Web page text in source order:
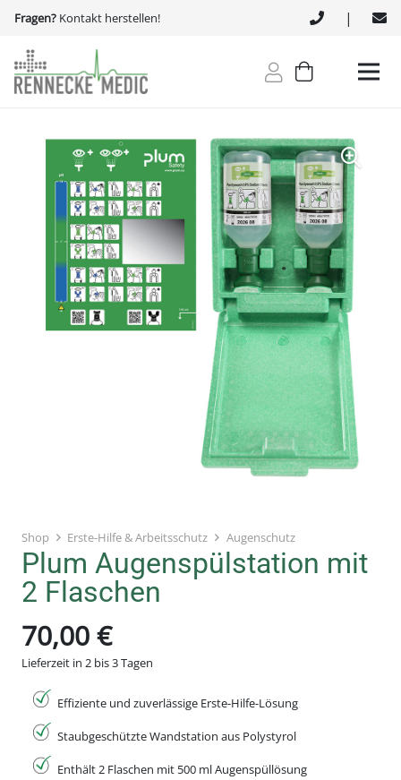
Fragen? Kontakt herstellen! |
Shop Erste-Hilfe & Arbeitsschutz Augenschutz
Plum Augenspülstation mit
2 Flaschen
70,00€
Lieferzeit in 2 bis 3 Tagen
Effiziente und zuverlässige Erste-Hilfe-Lösung
Staubgeschützte Wandstation aus Polystyrol
Enthält 2 Flaschen mit 500 ml Augenspüllösung